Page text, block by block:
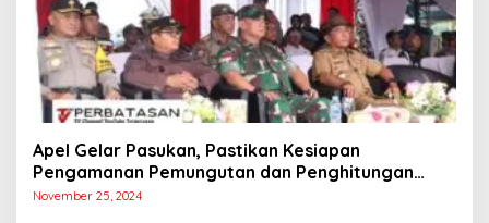
Apel Gelar Pasukan, Pastikan Kesiapan
Pengamanan Pemungutan dan Penghitungan
Suara
November 25, 2024